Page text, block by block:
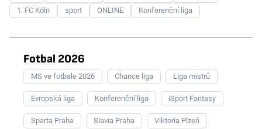
1. FC Köln
sport ONLINE Konferenční liga
Fotbal 2026
MS ve fotbale 2026 Chance liga Liga mistrů
Evropská liga Konferenční liga iSport Fantasy
Sparta Praha Slavia Praha Viktoria Plzeň